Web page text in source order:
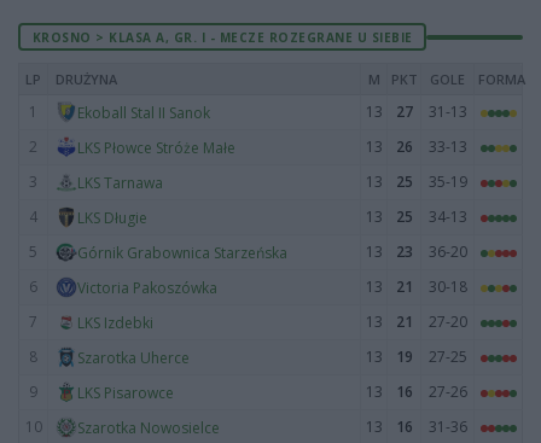
KROSNO > KLASA A, GR. I - MECZE ROZEGRANE U SIEBIE
LP DRUŻYNA M PKT GOLE FORMA
1 Ekoball Stal II Sanok 13 27
31-13
2
LKS Płowce Stróże Małe 13 26
33-13
3
LKS Tarnawa 13 25
35-19
4
LKS Długie 13 25
34-13
5
Górnik Grabownica Starzeńska 13 23
36-20
6
Victoria Pakoszówka 13 21
30-18
7
LKS Izdebki 13 21
27-20
8
Szarotka Uherce 13 19
27-25
9
LKS Pisarowce 13 16
27-26
10
Szarotka Nowosielce 13 16
31-36